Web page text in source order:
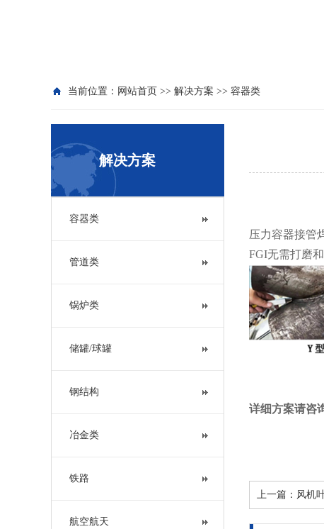
当前位置： 网站首页 >> 解决方案 >> 容器类
解决方案
容器类
管道类
锅炉类
储罐/球罐
钢结构
冶金类
铁路
航空航天
压力容器接管
FGI无需打磨
详细方案请咨
上一篇： 风机